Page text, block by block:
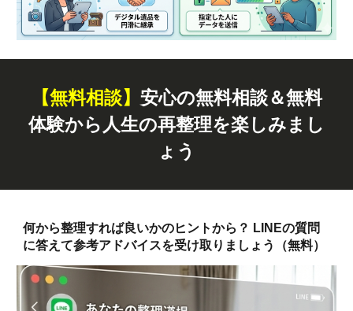
【無料相談】 安心の無料相談＆無料
体験から人生の再整理を楽しみまし
ょう
何から整理すれば良いかのヒントから？ LINEの質問
に答えて参考アドバイスを受け取りましょう（無料）